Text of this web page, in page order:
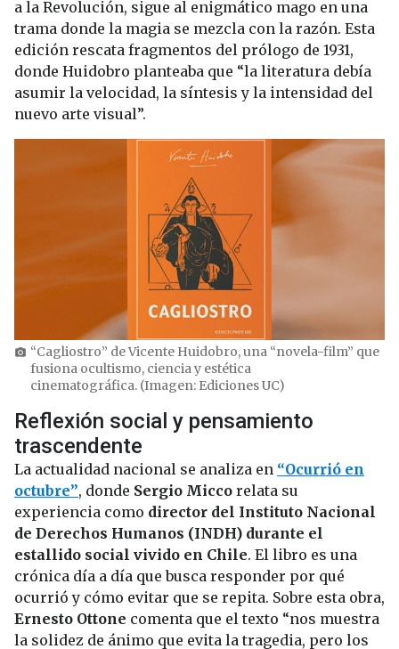
a la Revolución, sigue al enigmático mago en una
trama donde la magia se mezcla con la razón. Esta
edición rescata fragmentos del prólogo de 1931,
donde Huidobro planteaba que “la literatura debía
asumir la velocidad, la síntesis y la intensidad del
nuevo arte visual”.
photo_camera “Cagliostro” de Vicente Huidobro, una “novela-film” que
fusiona ocultismo, ciencia y estética
cinematográfica. (Imagen: Ediciones UC)
Reflexión social y pensamiento
trascendente
La actualidad nacional se analiza en “Ocurrió en
octubre”, donde Sergio Micco relata su
experiencia como director del Instituto Nacional
de Derechos Humanos (INDH) durante el
estallido social vivido en Chile. El libro es una
crónica día a día que busca responder por qué
ocurrió y cómo evitar que se repita. Sobre esta obra,
Ernesto Ottone comenta que el texto “nos muestra
la solidez de ánimo que evita la tragedia, pero los